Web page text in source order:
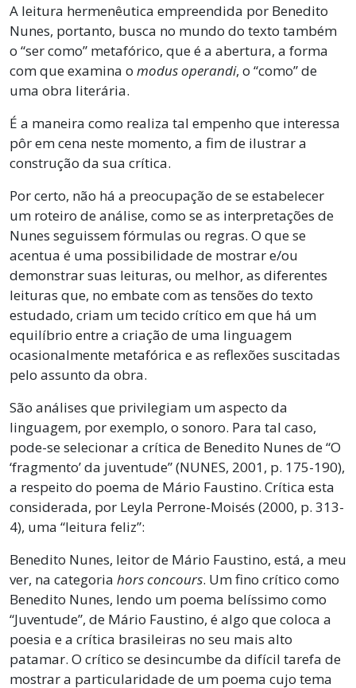
A leitura hermenêutica empreendida por Benedito
Nunes, portanto, busca no mundo do texto também
o “ser como” metafórico, que é a abertura, a forma
com que examina o modus operandi, o “como” de
uma obra literária.
É a maneira como realiza tal empenho que interessa
pôr em cena neste momento, a fim de ilustrar a
construção da sua crítica.
Por certo, não há a preocupação de se estabelecer
um roteiro de análise, como se as interpretações de
Nunes seguissem fórmulas ou regras. O que se
acentua é uma possibilidade de mostrar e/ou
demonstrar suas leituras, ou melhor, as diferentes
leituras que, no embate com as tensões do texto
estudado, criam um tecido crítico em que há um
equilíbrio entre a criação de uma linguagem
ocasionalmente metafórica e as reflexões suscitadas
pelo assunto da obra.
São análises que privilegiam um aspecto da
linguagem, por exemplo, o sonoro. Para tal caso,
pode-se selecionar a crítica de Benedito Nunes de “O
‘fragmento’ da juventude” (NUNES, 2001, p. 175-190),
a respeito do poema de Mário Faustino. Crítica esta
considerada, por Leyla Perrone-Moisés (2000, p. 313-
4), uma “leitura feliz”:
Benedito Nunes, leitor de Mário Faustino, está, a meu
ver, na categoria hors concours. Um fino crítico como
Benedito Nunes, lendo um poema belíssimo como
“Juventude”, de Mário Faustino, é algo que coloca a
poesia e a crítica brasileiras no seu mais alto
patamar. O crítico se desincumbe da difícil tarefa de
mostrar a particularidade de um poema cujo tema